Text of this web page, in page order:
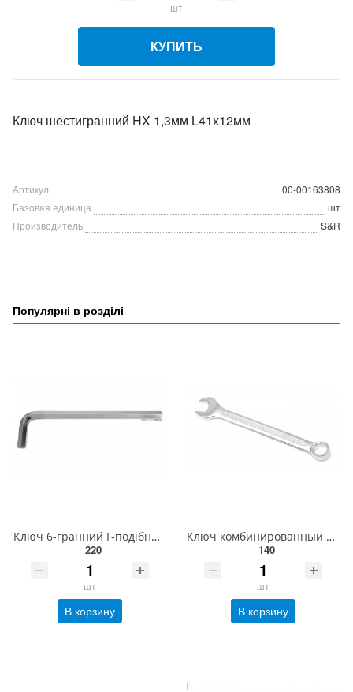
шт
КУПИТЬ
Ключ шестигранний HX 1,3мм L41х12мм
Артикул
00-00163808
Базовая единица
шт
Производитель
S&R
Популярні в розділі
Ключ 6-гранний Г-подібний 2-сторонній YATO Cr-V, М 14 мм, 56 х 236 мм [25/50] YT-05444
220
шт
В корзину
Ключ комбинированный 25мм ROCKFORCE RF-75525
140
шт
В корзину